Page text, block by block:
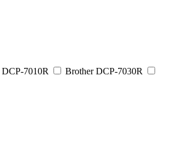
7010R
Brother DCP-7030R